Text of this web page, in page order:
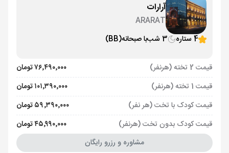
آرارات
ARARAT
4 ستاره
3 شب با صبحانه(BB)
قیمت 2 تخته (هرنفر)
۷۶٬۴۹۰٬۰۰۰ تومان
قیمت 1 تخته (هرنفر)
۱۰۱٬۳۹۰٬۰۰۰ تومان
قیمت کودک با تخت (هر نفر)
۵۹٬۳۹۰٬۰۰۰ تومان
قیمت کودک بدون تخت (هرنفر)
۴۵٬۹۹۰٬۰۰۰ تومان
مشاوره و رزرو رایگان